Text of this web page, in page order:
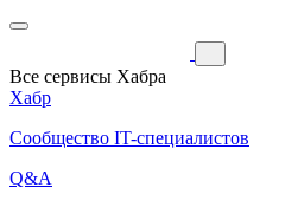
Все сервисы Хабра
Хабр
Сообщество IT-специалистов
Q&A